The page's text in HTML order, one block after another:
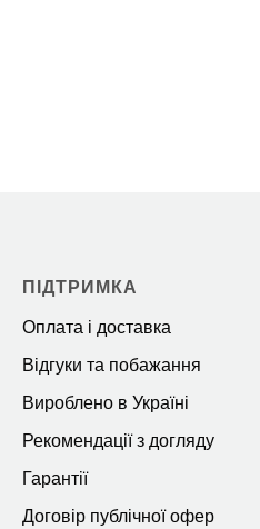
ПІДТРИМКА
Оплата і доставка
Відгуки та побажання
Вироблено в Україні
Рекомендації з догляду
Гарантії
Договір публічної офер